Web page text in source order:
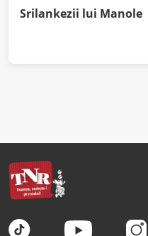
Srilankezii lui Manole